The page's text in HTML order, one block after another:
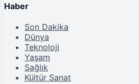
Haber
Son Dakika
Dünya
Teknoloji
Yaşam
Sağlık
Kültür Sanat